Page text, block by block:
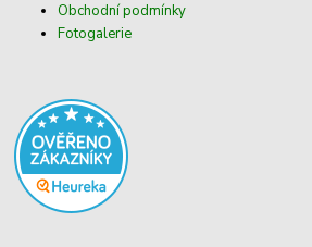
Obchodní podmínky
Fotogalerie